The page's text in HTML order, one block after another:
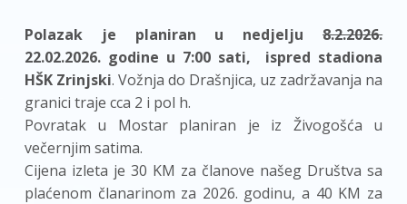
Polazak je planiran u nedjelju8.2.2026.
22.02.2026. godine u 7:00 sati, ispred stadiona
HŠK Zrinjski. Vožnja do Drašnjica, uz zadržavanja na
granici traje cca 2 i pol h.
Povratak u Mostar planiran je iz Živogošća u
večernjim satima.
Cijena izleta je 30 KM za članove našeg Društva sa
plaćenom članarinom za 2026. godinu, a 40 KM za